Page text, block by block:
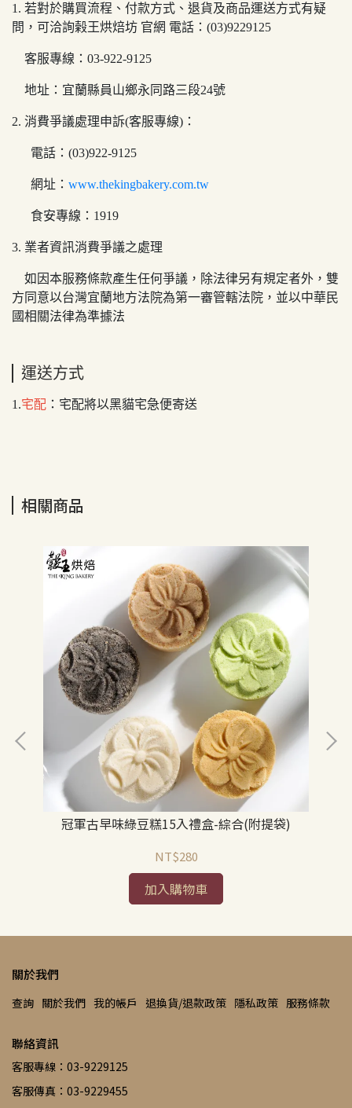
1. 若對於購買流程、付款方式、退貨及商品運送方式有疑
問，可洽詢榖王烘焙坊 官網 電話：(03)9229125
客服專線：03-922-9125
地址：宜蘭縣員山鄉永同路三段24號
2. 消費爭議處理申訴(客服專線)：
電話：(03)922-9125
網址： www.thekingbakery.com.tw
食安專線：1919
3. 業者資訊消費爭議之處理
如因本服務條款產生任何爭議，除法律另有規定者外，雙
方同意以台灣宜蘭地方法院為第一審管轄法院，並以中華民
國相關法律為準據法
運送方式
1.宅配 ：宅配將以黑貓宅急便寄送
相關商品
冠軍古早味綠豆糕15入禮盒-綜合(附提袋)
NT$280
加入購物車
關於我們
查詢 關於我們 我的帳戶 退換貨/退款政策 隱私政策 服務條款
聯絡資訊
客服專線：03-9229125
客服傳真：03-9229455